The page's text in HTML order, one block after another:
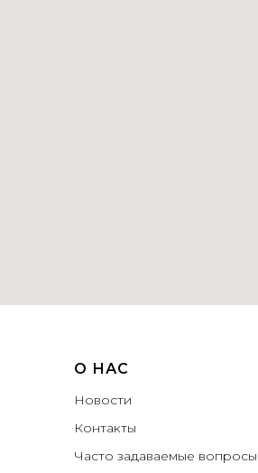
О НАС
Новости
Контакты
Часто задаваемые вопросы